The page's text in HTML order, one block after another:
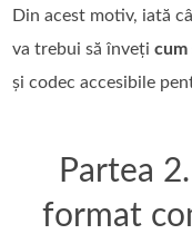
Din acest motiv, iată
va trebui să învețicum
și codec accesibile
Partea
format